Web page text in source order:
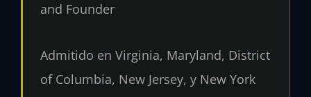
and Founder
Admitido en Virginia, Maryland, District
of Columbia, New Jersey, y New York